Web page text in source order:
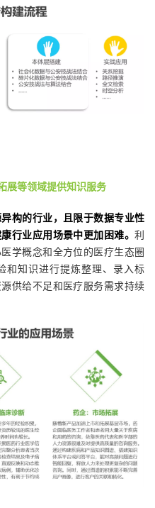
展等领域提供知识服务
构的行业，且限于数据专业性
行业应用场景中更加困难。 利
学概念和全方位的医疗生态圈
和知识进行提炼整理、录入标
供给不足和医疗服务需求持续